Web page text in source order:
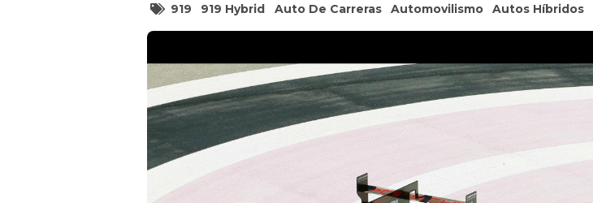
919 919 Hybrid Auto De Carreras Automovilismo Autos Híbridos